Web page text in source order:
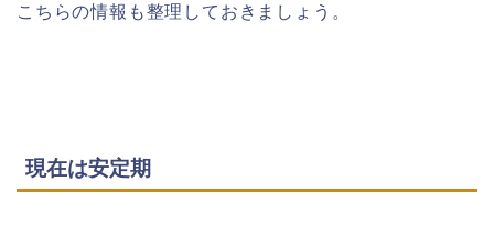
こちらの情報も整理しておきましょう。
現在は安定期